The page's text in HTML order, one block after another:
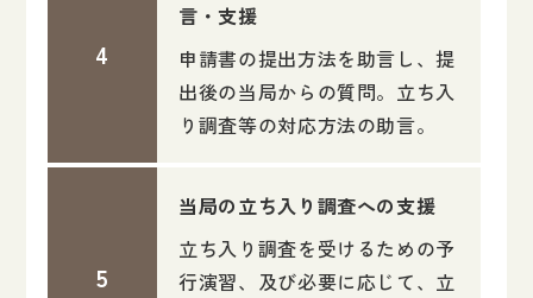
言・支援
申請書の提出方法を助言し、提
出後の当局からの質問。立ち入
り調査等の対応方法の助言。
当局の立ち入り調査への支援
立ち入り調査を受けるための予
行演習、及び必要に応じて、立